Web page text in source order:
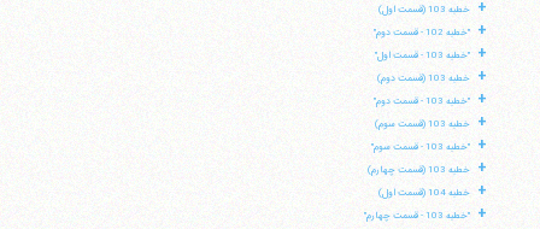
+ خطبه 103 (قسمت اول)
+ "خطبه 102 - قسمت دوم"
+ "خطبه 103 - قسمت اول"
+ خطبه 103 (قسمت دوم)
+ "خطبه 103 - قسمت دوم"
+ خطبه 103 (قسمت سوم)
+ "خطبه 103 - قسمت سوم"
+ خطبه 103 (قسمت چهارم)
+ خطبه 104 (قسمت اول)
+ "خطبه 103 - قسمت چهارم"